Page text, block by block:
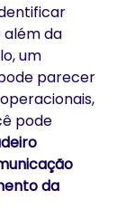
além da
um
parecer
pode
da